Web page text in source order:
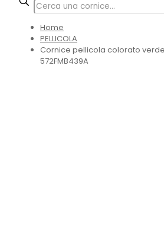
Home
PELLICOLA
Cornice pellicola colorato
572FMB439A